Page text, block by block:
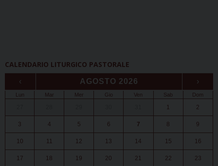
CALENDARIO LITURGICO PASTORALE
‹ AGOSTO 2026 ›
Lun Mar Mer Gio Ven Sab Dom
1 2
3 4 5 6 7 8 9
10 11 12 13 14 15 16
17 18 19 20 21 22 23